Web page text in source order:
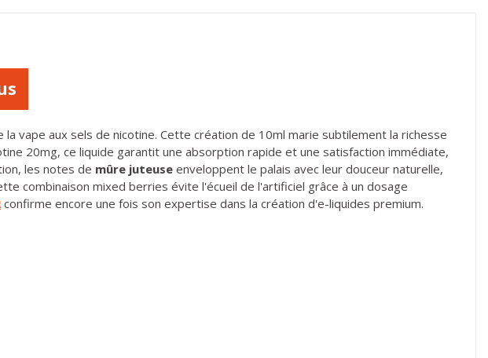
vape aux sels de nicotine. Cette création de 10ml marie subtilement la richesse
20mg, ce liquide garantit une absorption rapide et une satisfaction immédiate,
les notes de mûre juteuse enveloppent le palais avec leur douceur naturelle,
combinaison mixed berries évite l'écueil de l'artificiel grâce à un dosage
confirme encore une fois son expertise dans la création d'e-liquides premium.